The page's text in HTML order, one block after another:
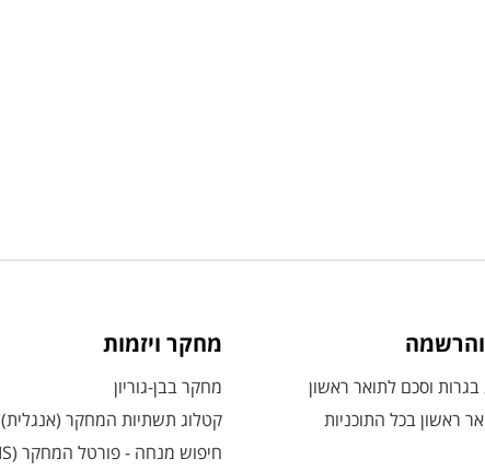
והרשמה
וסכם לתואר ראשון
ראשון בכל התוכניות
מחקר ויזמות
מחקר בבן-גוריון
קטלוג תשתיות המחקר (אנגלית)
חיפוש מנחה - פורטל המחקר (CRIS)